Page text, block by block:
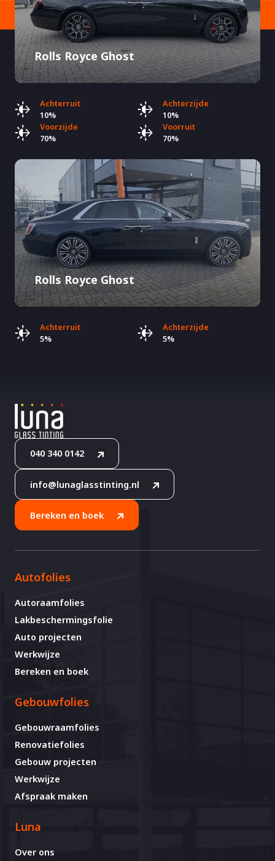
Rolls Royce Ghost
Achterruit
10%
Achterzijde
10%
Voorzijde
70%
Voorruit
70%
Rolls Royce Ghost
Achterruit
5%
Achterzijde
5%
040 340 0142
info@lunaglasstinting.nl
Bereken en boek
Autofolies
Autoraamfolies
Lakbeschermingsfolie
Auto projecten
Werkwijze
Bereken en boek
Gebouwfolies
Gebouwraamfolies
Renovatiefolies
Gebouw projecten
Werkwijze
Afspraak maken
Luna
Over ons